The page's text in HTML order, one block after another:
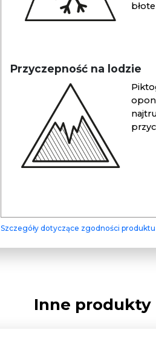
Przyczepność na lodzie
Szczegóły dotyczące zgodności
Inne produkty